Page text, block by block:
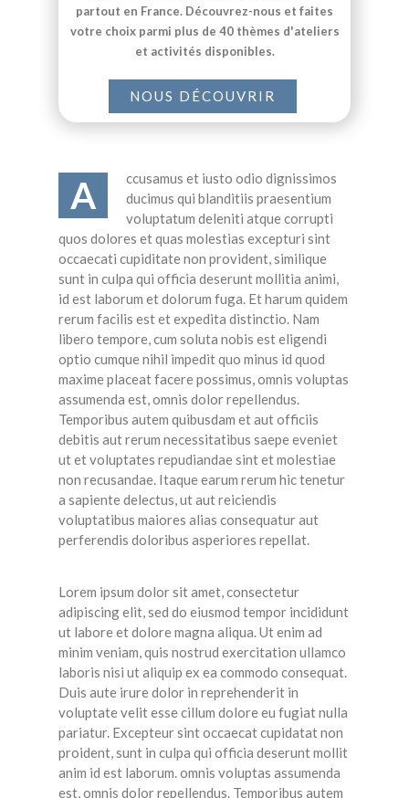
partout en France. Découvrez-nous et faites
votre choix parmi plus de 40 thèmes d'ateliers
et activités disponibles.
NOUS DÉCOUVRIR
A
ccusamus et iusto odio dignissimos
ducimus qui blanditiis praesentium
voluptatum deleniti atque corrupti
quos dolores et quas molestias excepturi sint
occaecati cupiditate non provident, similique
sunt in culpa qui officia deserunt mollitia animi,
id est laborum et dolorum fuga. Et harum quidem
rerum facilis est et expedita distinctio. Nam
libero tempore, cum soluta nobis est eligendi
optio cumque nihil impedit quo minus id quod
maxime placeat facere possimus, omnis voluptas
assumenda est, omnis dolor repellendus.
Temporibus autem quibusdam et aut officiis
debitis aut rerum necessitatibus saepe eveniet
ut et voluptates repudiandae sint et molestiae
non recusandae. Itaque earum rerum hic tenetur
a sapiente delectus, ut aut reiciendis
voluptatibus maiores alias consequatur aut
perferendis doloribus asperiores repellat.
Lorem ipsum dolor sit amet, consectetur
adipiscing elit, sed do eiusmod tempor incididunt
ut labore et dolore magna aliqua. Ut enim ad
minim veniam, quis nostrud exercitation ullamco
laboris nisi ut aliquip ex ea commodo consequat.
Duis aute irure dolor in reprehenderit in
voluptate velit esse cillum dolore eu fugiat nulla
pariatur. Excepteur sint occaecat cupidatat non
proident, sunt in culpa qui officia deserunt mollit
anim id est laborum. omnis voluptas assumenda
est, omnis dolor repellendus. Temporibus autem